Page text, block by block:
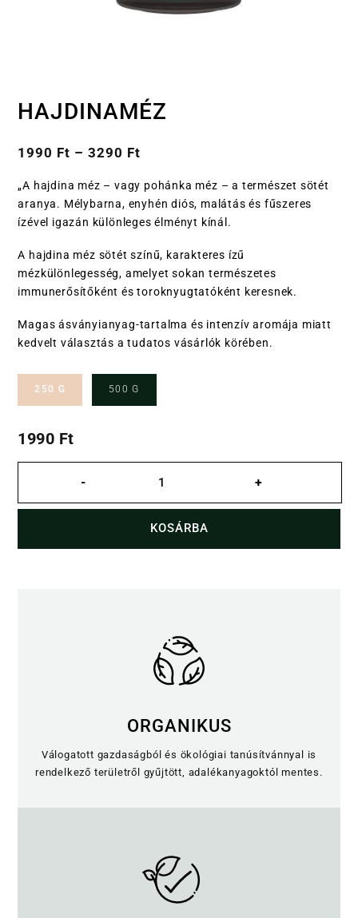
HAJDINAMÉZ
1990 Ft –3290 Ft
„A hajdina méz – vagy pohánka méz – a természet sötét
aranya. Mélybarna, enyhén diós, malátás és fűszeres
ízével igazán különleges élményt kínál.
A hajdina méz sötét színű, karakteres ízű
mézkülönlegesség, amelyet sokan természetes
immunerősítőként és toroknyugtatóként keresnek.
Magas ásványianyag-tartalma és intenzív aromája miatt
kedvelt választás a tudatos vásárlók körében.
250 G 500 G
1990 Ft
- +
KOSÁRBA
ORGANIKUS
Válogatott gazdaságból és ökológiai tanúsítvánnyal is
rendelkező területről gyűjtött, adalékanyagoktól mentes.